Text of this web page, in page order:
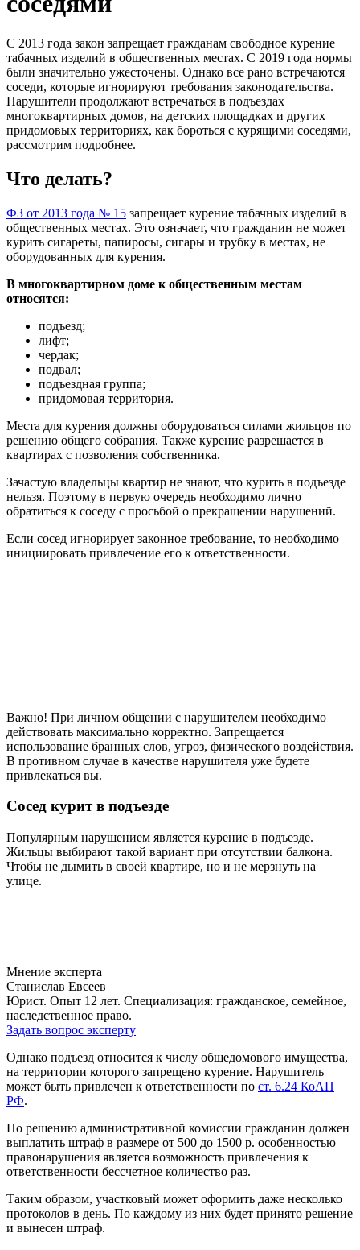
С 2013 года закон запрещает гражданам свободное курение
табачных изделий в общественных местах. С 2019 года нормы
были значительно ужесточены. Однако все рано встречаются
соседи, которые игнорируют требования законодательства.
Нарушители продолжают встречаться в подъездах
многоквартирных домов, на детских площадках и других
придомовых территориях, как бороться с курящими соседями,
рассмотрим подробнее.
Что делать?
ФЗ от 2013 года № 15 запрещает курение табачных изделий в
общественных местах. Это означает, что гражданин не может
курить сигареты, папиросы, сигары и трубку в местах, не
оборудованных для курения.
В многоквартирном доме к общественным местам
относятся:
подъезд;
лифт;
чердак;
подвал;
подъездная группа;
придомовая территория.
Места для курения должны оборудоваться силами жильцов по
решению общего собрания. Также курение разрешается в
квартирах с позволения собственника.
Зачастую владельцы квартир не знают, что курить в подъезде
нельзя. Поэтому в первую очередь необходимо лично
обратиться к соседу с просьбой о прекращении нарушений.
Если сосед игнорирует законное требование, то необходимо
инициировать привлечение его к ответственности.
Важно! При личном общении с нарушителем необходимо
действовать максимально корректно. Запрещается
использование бранных слов, угроз, физического воздействия.
В противном случае в качестве нарушителя уже будете
привлекаться вы.
Сосед курит в подъезде
Популярным нарушением является курение в подъезде.
Жильцы выбирают такой вариант при отсутствии балкона.
Чтобы не дымить в своей квартире, но и не мерзнуть на
улице.
Мнение эксперта
Станислав Евсеев
Юрист. Опыт 12 лет. Специализация: гражданское, семейное,
наследственное право.
Задать вопрос эксперту
Однако подъезд относится к числу общедомового имущества,
на территории которого запрещено курение. Нарушитель
может быть привлечен к ответственности по ст. 6.24 КоАП
РФ.
По решению административной комиссии гражданин должен
выплатить штраф в размере от 500 до 1500 р. особенностью
правонарушения является возможность привлечения к
ответственности бессчетное количество раз.
Таким образом, участковый может оформить даже несколько
протоколов в день. По каждому из них будет принято решение
и вынесен штраф.